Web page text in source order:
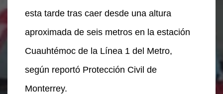
esta tarde tras caer desde una altura
aproximada de seis metros en la estación
Cuauhtémoc de la Línea 1 del Metro,
según reportó Protección Civil de
Monterrey.